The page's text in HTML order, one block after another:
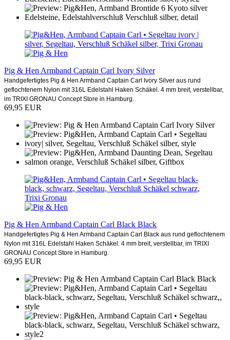
Pig & Hen Armband Captain Carl Ivory Silver
Handgefertigtes Pig & Hen Armband Captain Carl Ivory Silver aus rund
geflochtenem Nylon mit 316L Edelstahl Haken Schäkel. 4 mm breit, verstellbar,
im TRIXI GRONAU Concept Store in Hamburg.
69,95 EUR
Pig & Hen Armband Captain Carl Black Black
Handgefertigtes Pig & Hen Armband Captain Carl Black aus rund geflochtenem
Nylon mit 316L Edelstahl Haken Schäkel. 4 mm breit, verstellbar, im TRIXI
GRONAU Concept Store in Hamburg.
69,95 EUR